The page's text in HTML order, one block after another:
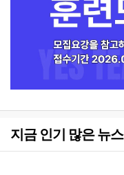
지금 인기 많은 뉴스